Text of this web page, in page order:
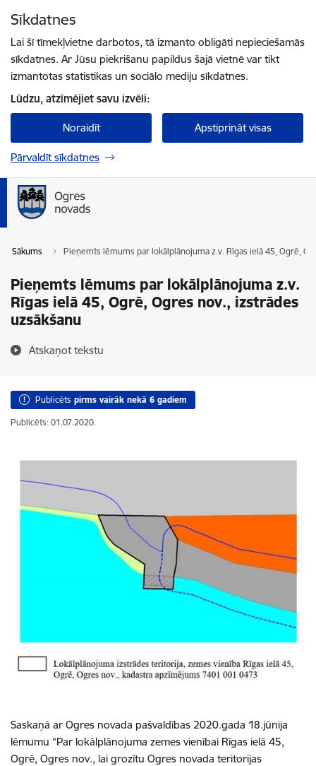
Sīkdatnes
Lai šī tīmekļvietne darbotos, tā izmanto obligāti nepieciešamās
sīkdatnes. Ar Jūsu piekrišanu papildus šajā vietnē var tikt
izmantotas statistikas un sociālo mediju sīkdatnes.
Lūdzu, atzīmējiet savu izvēli:
Noraidīt Apstiprināt visas
Pārvaldīt sīkdatnes
Sākums Pieņemts lēmums par lokālplānojuma z.v. Rīgas ielā 45, Ogrē,
Pieņemts lēmums par lokālplānojuma z.v.
Rīgas ielā 45, Ogrē, Ogres nov., izstrādes
uzsākšanu
Atskaņot tekstu
Publicēts pirms vairāk nekā 6 gadiem
Publicēts: 01.07.2020.
Saskaņā ar Ogres novada pašvaldības 2020.gada 18.jūnija
lēmumu “Par lokālplānojuma zemes vienībai Rīgas ielā 45,
Ogrē, Ogres nov., lai grozītu Ogres novada teritorijas